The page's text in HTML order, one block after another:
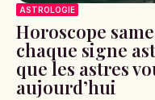
ASTROLOGIE
Horoscope
chaque signe
que les astres
aujourd’hui